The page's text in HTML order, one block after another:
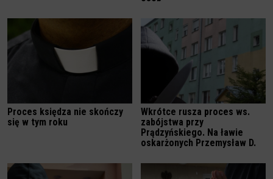
Proces księdza nie skończy
się w tym roku
Wkrótce rusza proces ws.
zabójstwa przy
Prądzyńskiego. Na ławie
oskarżonych Przemysław D.